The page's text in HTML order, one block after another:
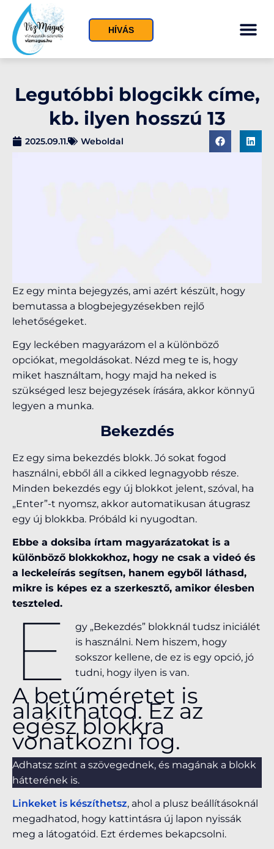
HÍVÁS
Legutóbbi blogcikk címe,
kb. ilyen hosszú 13
2025.09.11. Weboldal
Ez egy minta bejegyzés, ami azért készült, hogy
bemutassa a blogbejegyzésekben rejlő
lehetőségeket.
Egy leckében magyarázom el a különböző
opciókat, megoldásokat. Nézd meg te is, hogy
miket használtam, hogy majd ha neked is
szükséged lesz bejegyzések írására, akkor könnyű
legyen a munka.
Bekezdés
Ez egy sima bekezdés blokk. Jó sokat fogod
használni, ebből áll a cikked legnagyobb része.
Minden bekezdés egy új blokkot jelent, szóval, ha
„Enter”-t nyomsz, akkor automatikusan átugrasz
egy új blokkba. Próbáld ki nyugodtan.
Ebbe a doksiba írtam magyarázatokat is a
különböző blokkokhoz, hogy ne csak a videó és
a leckeleírás segítsen, hanem egyből láthasd,
mikre is képes ez a szerkesztő, amikor élesben
teszteled.
E
gy „Bekezdés” blokknál tudsz iniciálét
is használni. Nem hiszem, hogy
sokszor kellene, de ez is egy opció, jó
tudni, hogy ilyen is van.
A betűméretet is
alakíthatod. Ez az
egész blokkra
vonatkozni fog.
Adhatsz színt a szövegednek, és magának a blokk
hátterének is.
Linkeket is készíthetsz, ahol a plusz beállításoknál
megadhatod, hogy kattintásra új lapon nyissák
meg a látogatóid. Ezt érdemes bekapcsolni.